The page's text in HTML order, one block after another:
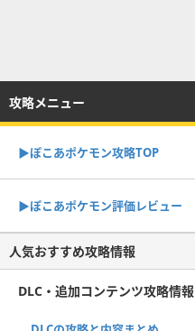
攻略メニュー
▶︎ぽこあポケモン攻略TOP
▶︎ぽこあポケモン評価レビュー
人気おすすめ攻略情報
DLC・追加コンテンツ攻略情報